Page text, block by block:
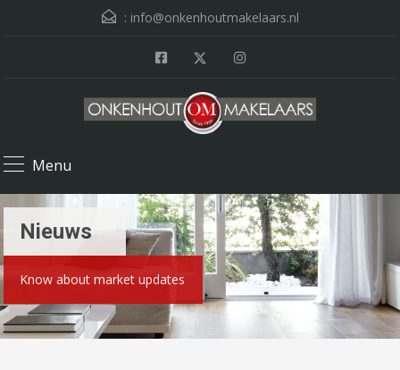
: info@onkenhoutmakelaars.nl
Menu
Nieuws
Know about market updates